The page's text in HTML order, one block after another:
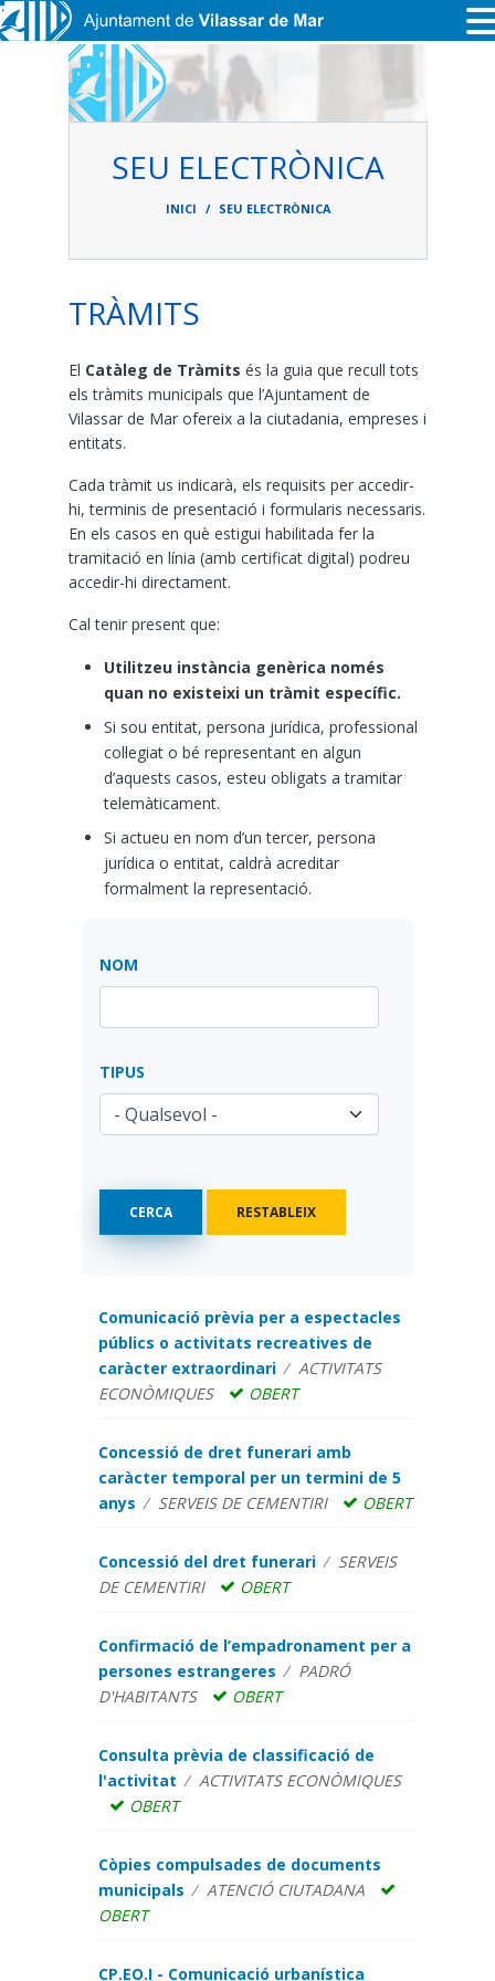
Vés al contingut
SEU ELECTRÒNICA
d'ariadna
INICI SEU ELECTRÒNICA
TRÀMITS
El Catàleg de Tràmits és la guia que recull tots
els tràmits municipals que l’Ajuntament de
Vilassar de Mar ofereix a la ciutadania, empreses i
entitats.
Cada tràmit us indicarà, els requisits per accedir-
hi, terminis de presentació i formularis necessaris.
En els casos en què estigui habilitada fer la
tramitació en línia (amb certificat digital) podreu
accedir-hi directament.
Cal tenir present que:
Utilitzeu instància genèrica només
quan no existeixi un tràmit específic.
Si sou entitat, persona jurídica, professional
col·legiat o bé representant en algun
d’aquests casos, esteu obligats a tramitar
telemàticament.
Si actueu en nom d’un tercer, persona
jurídica o entitat, caldrà acreditar
formalment la representació.
NOM
TIPUS
Comunicació prèvia per a espectacles
públics o activitats recreatives de
caràcter extraordinari
ACTIVITATS
ECONÒMIQUES
OBERT
Concessió de dret funerari amb
caràcter temporal per un termini de 5
anys
SERVEIS DE CEMENTIRI OBERT
Concessió del dret funerari
SERVEIS
DE CEMENTIRI
OBERT
Confirmació de l’empadronament per a
persones estrangeres
PADRÓ
D'HABITANTS
OBERT
Consulta prèvia de classificació de
l'activitat
ACTIVITATS ECONÒMIQUES
OBERT
Còpies compulsades de documents
municipals
ATENCIÓ CIUTADANA
OBERT
CP.EO.I - Comunicació urbanística